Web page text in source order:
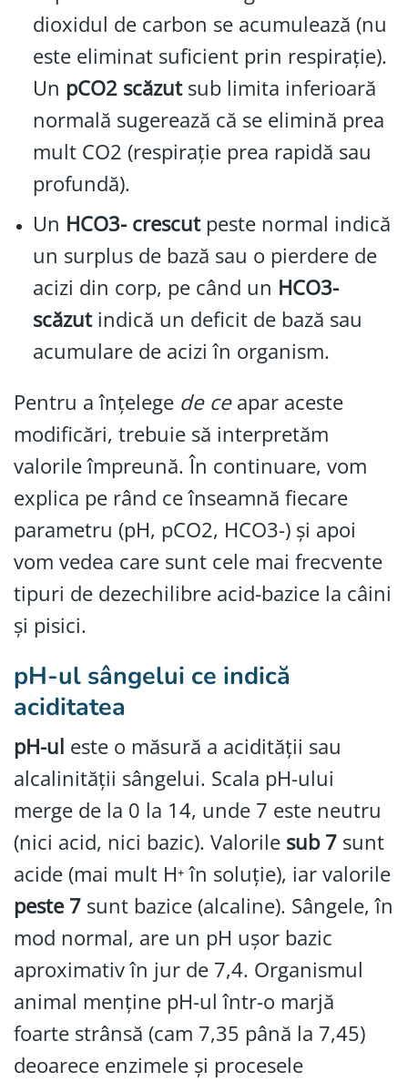
dioxidul de carbon se acumulează (nu
este eliminat suficient prin respirație).
Un pCO2 scăzutsub limita inferioară
normală sugerează că se elimină prea
mult CO2 (respirație prea rapidă sau
profundă).
Un HCO3- crescutpeste normal indică
un surplus de bază sau o pierdere de
acizi din corp, pe când un HCO3-
scăzutindică un deficit de bază sau
acumulare de acizi în organism.
Pentru a înțelege de ceapar aceste
modificări, trebuie să interpretăm
valorile împreună. În continuare, vom
explica pe rând ce înseamnă fiecare
parametru (pH, pCO2, HCO3-) și apoi
vom vedea care sunt cele mai frecvente
tipuri de dezechilibre acid-bazice la câini
și pisici.
pH-ul sângelui ce indică
aciditatea
pH-ul este o măsură a acidității sau
alcalinității sângelui. Scala pH-ului
merge de la 0 la 14, unde 7 este neutru
(nici acid, nici bazic). Valorile sub 7 sunt
acide (mai mult H⁺ în soluție), iar valorile
peste 7 sunt bazice (alcaline). Sângele, în
mod normal, are un pH ușor bazic
aproximativ în jur de 7,4. Organismul
animal menține pH-ul într-o marjă
foarte strânsă (cam 7,35 până la 7,45)
deoarece enzimele și procesele